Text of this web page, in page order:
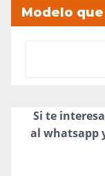
Modelo
Si te
al whatsapp